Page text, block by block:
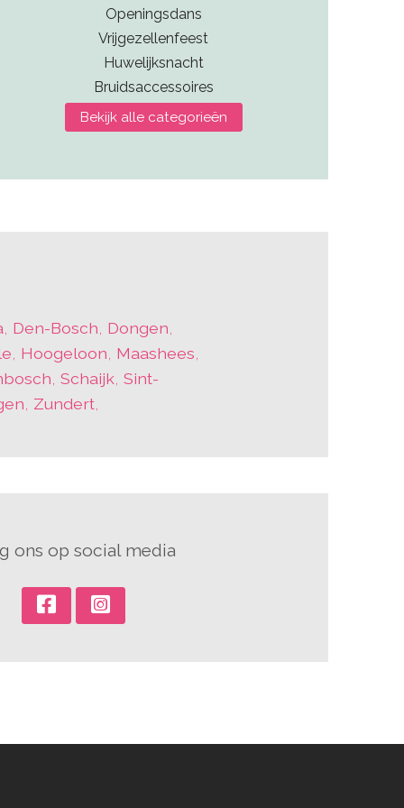
Openingsdans
Vrijgezellenfeest
Huwelijksnacht
Bruidsaccessoires
Bekijk alle categorieën
Den-Bosch Dongen
Hoogeloon Maashees
Schaijk Sint-
Zundert,
ons op social media